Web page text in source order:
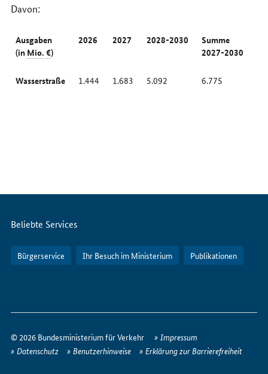
Davon:
Ausgaben
(in Mio. €)
2026 2027 2028-2030
Summe
2027-2030
Wasserstraße 1.444 1.683 5.092 6.775
Servicemenü
Beliebte Services
Bürgerservice Ihr Besuch im Ministerium Publikationen
erreichen
Sie
© 2026 Bundesministerium für Verkehr
Impressum
Datenschutz
Benutzerhinweise Erklärung zur Barrierefreiheit